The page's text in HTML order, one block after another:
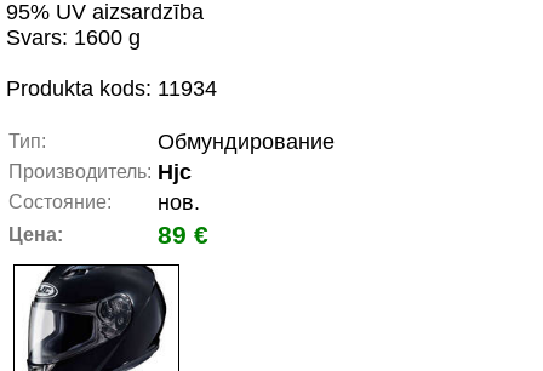
95% UV aizsardzība
Svars: 1600 g
Produkta kods: 11934
Тип: Обмундирование
Производитель: Hjc
Состояние: нов.
Цена: 89 €